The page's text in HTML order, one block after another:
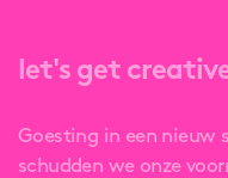
let's get
Goesting in een nieuw
schudden we onze